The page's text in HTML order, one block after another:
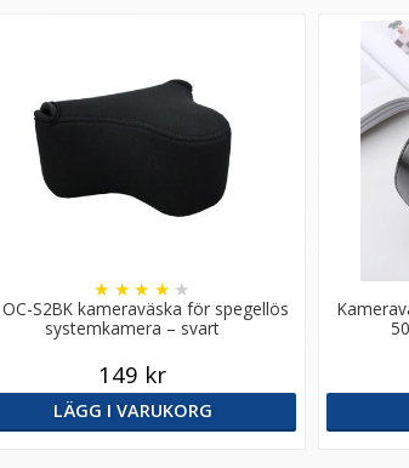
OC-S2BK kameraväska för spegellös
systemkamera – svart
★ ★ ★ ★ ★
149 kr
LÄGG I VARUKORG